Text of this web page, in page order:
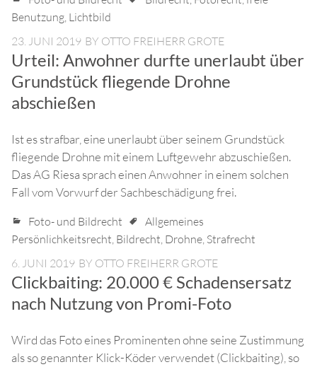
Benutzung, Lichtbild
23. JUNI 2019 BY OTTO FREIHERR GROTE
Urteil: Anwohner durfte unerlaubt über
Grundstück fliegende Drohne
abschießen
Ist es strafbar, eine unerlaubt über seinem Grundstück
fliegende Drohne mit einem Luftgewehr abzuschießen.
Das AG Riesa sprach einen Anwohner in einem solchen
Fall vom Vorwurf der Sachbeschädigung frei.
Foto- und Bildrecht
Allgemeines
Persönlichkeitsrecht, Bildrecht, Drohne, Strafrecht
6. JUNI 2019 BY OTTO FREIHERR GROTE
Clickbaiting: 20.000 € Schadensersatz
nach Nutzung von Promi-Foto
Wird das Foto eines Prominenten ohne seine Zustimmung
als so genannter Klick-Köder verwendet (Clickbaiting), so